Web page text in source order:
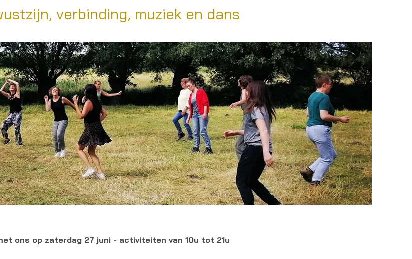
verbinding, muziek en dans
ons op zaterdag 27 juni - activiteiten van 10u tot 21u